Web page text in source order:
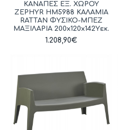
ΚΑΝΑΠΕΣ ΕΞ. ΧΩΡΟΥ
ZEPHYR HM5988 ΚΑΛΑΜΙΑ
RATTAN ΦΥΣΙΚΟ-ΜΠΕΖ
ΜΑΞΙΛΑΡΙΑ 200x120x142Yεκ.
1.208,90€